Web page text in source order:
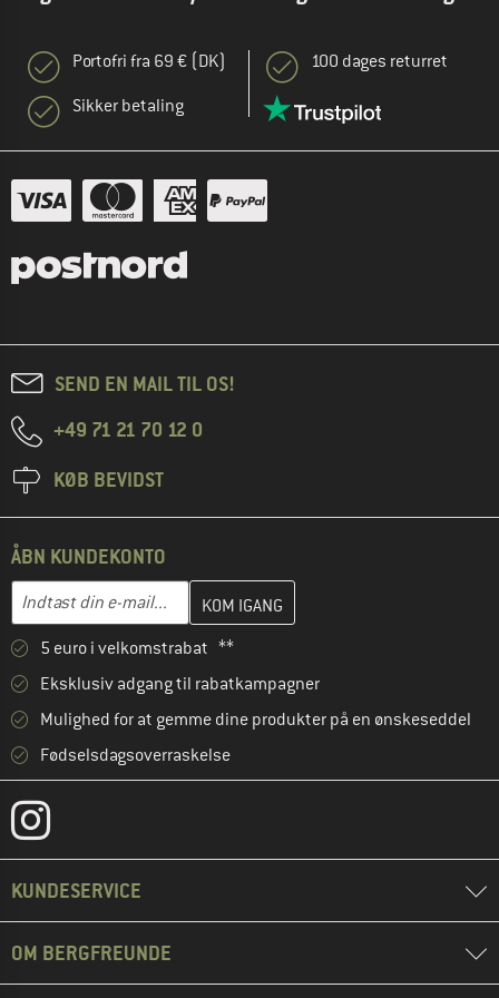
Portofri fra 69 € (DK)
Sikker betaling
100 dages returret
SEND EN MAIL TIL OS!
+49 71 21 70 12 0
KØB BEVIDST
ÅBN KUNDEKONTO
E-mail-adresse
Indtast din e-mailadresse her, og opret i næste trin din
5 euro i velkomstrabat **
Eksklusiv adgang til rabatkampagner
Mulighed for at gemme dine produkter på en ønskeseddel
Fødselsdagsoverraskelse
KUNDESERVICE
OM BERGFREUNDE